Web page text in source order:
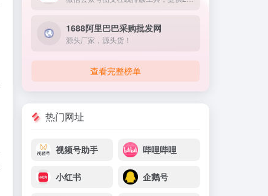
1688阿里巴巴采购批发网
源头厂家，源头货！
查看完整榜单
热门网址
视频号助手 哔哩哔哩
小红书 企鹅号